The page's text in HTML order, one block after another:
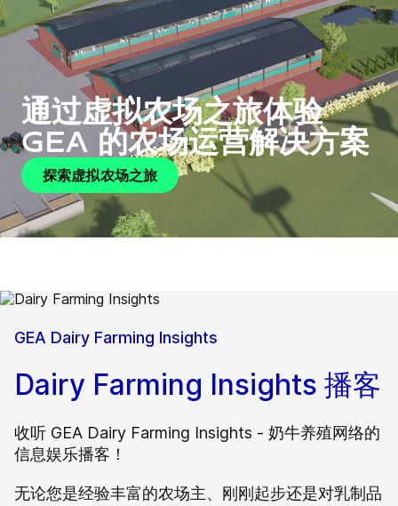
通过虚拟农场之旅体验
GEA 的农场运营解决方案
探索虚拟农场之旅
GEA Dairy Farming Insights
Dairy Farming Insights 播客
收听 GEA Dairy Farming Insights - 奶牛养殖网络的
信息娱乐播客！
无论您是经验丰富的农场主、刚刚起步还是对乳制品